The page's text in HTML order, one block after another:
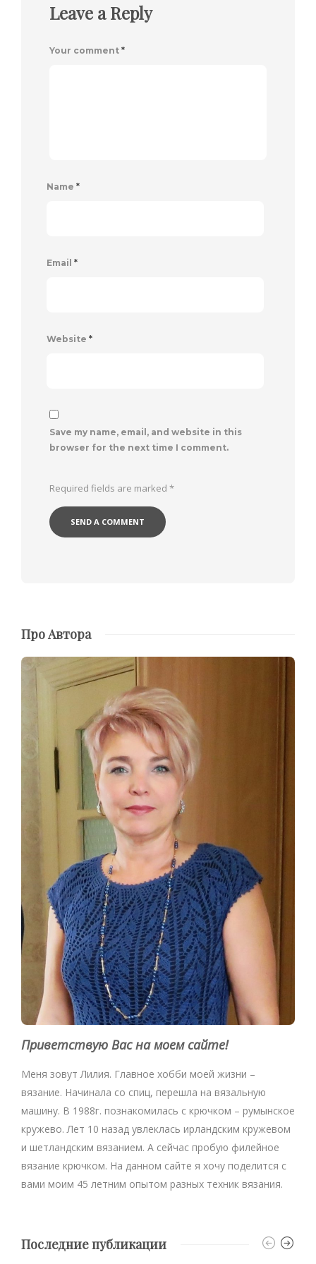
Leave a Reply
Your comment *
Name *
Email *
Website *
Save my name, email, and website in this
browser for the next time I comment.
Required fields are marked *
Про Автора
Приветствую Вас на моем сайте!
Меня зовут Лилия. Главное хобби моей жизни –
вязание. Начинала со спиц, перешла на вязальную
машину. В 1988г. познакомилась с крючком – румынское
кружево. Лет 10 назад увлеклась ирландским кружевом
и шетландским вязанием. А сейчас пробую филейное
вязание крючком. На данном сайте я хочу поделится с
вами моим 45 летним опытом разных техник вязания.
Последние публикации